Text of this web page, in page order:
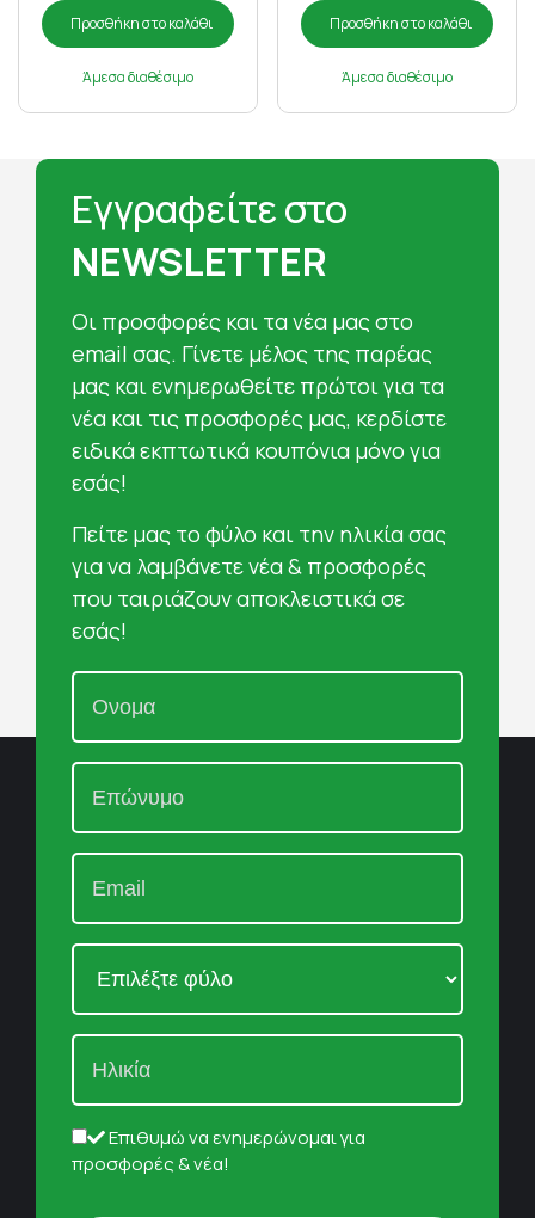
Προσθήκη στο καλάθι
Άμεσα διαθέσιμο
Προσθήκη στο καλάθι
Άμεσα διαθέσιμο
Εγγραφείτε στο
NEWSLETTER
Oι προσφορές και τα νέα μας στο
email σας. Γίνετε μέλος της παρέας
μας και ενημερωθείτε πρώτοι για τα
νέα και τις προσφορές μας, κερδίστε
ειδικά εκπτωτικά κουπόνια μόνο για
εσάς!
Πείτε μας το φύλο και την ηλικία σας
για να λαμβάνετε νέα & προσφορές
που ταιριάζουν αποκλειστικά σε
εσάς!
Επιθυμώ να ενημερώνομαι για
προσφορές & νέα!